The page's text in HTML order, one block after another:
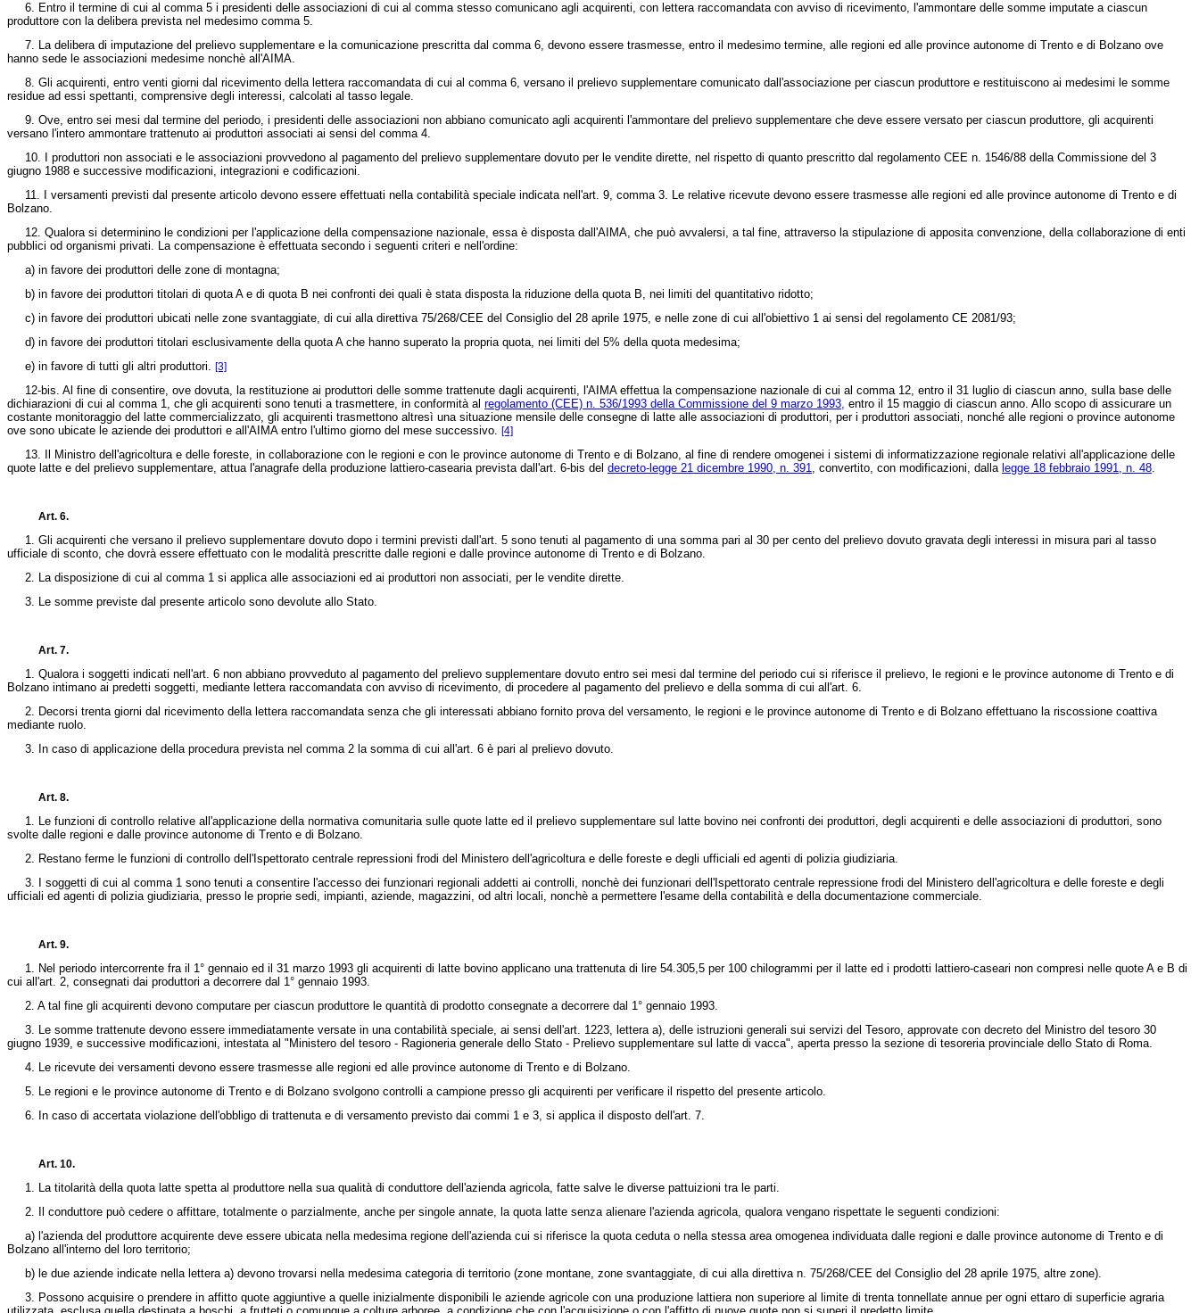
6. Entro il termine di cui al comma 5 i presidenti delle associazioni di cui al comma stesso comunicano agli acquirenti, con lettera raccomandata con avviso di ricevimento, l'ammontare delle somme imputate a ciascun
produttore con la delibera prevista nel medesimo comma 5.
7. La delibera di imputazione del prelievo supplementare e la comunicazione prescritta dal comma 6, devono essere trasmesse, entro il medesimo termine, alle regioni ed alle province autonome di Trento e di Bolzano ove
hanno sede le associazioni medesime nonchè all'AIMA.
8. Gli acquirenti, entro venti giorni dal ricevimento della lettera raccomandata di cui al comma 6, versano il prelievo supplementare comunicato dall'associazione per ciascun produttore e restituiscono ai medesimi le somme
residue ad essi spettanti, comprensive degli interessi, calcolati al tasso legale.
9. Ove, entro sei mesi dal termine del periodo, i presidenti delle associazioni non abbiano comunicato agli acquirenti l'ammontare del prelievo supplementare che deve essere versato per ciascun produttore, gli acquirenti
versano l'intero ammontare trattenuto ai produttori associati ai sensi del comma 4.
10. I produttori non associati e le associazioni provvedono al pagamento del prelievo supplementare dovuto per le vendite dirette, nel rispetto di quanto prescritto dal regolamento CEE n. 1546/88 della Commissione del 3
giugno 1988 e successive modificazioni, integrazioni e codificazioni.
11. I versamenti previsti dal presente articolo devono essere effettuati nella contabilità speciale indicata nell'art. 9, comma 3. Le relative ricevute devono essere trasmesse alle regioni ed alle province autonome di Trento e di
Bolzano.
12. Qualora si determinino le condizioni per l'applicazione della compensazione nazionale, essa è disposta dall'AIMA, che può avvalersi, a tal fine, attraverso la stipulazione di apposita convenzione, della collaborazione di enti
pubblici od organismi privati. La compensazione è effettuata secondo i seguenti criteri e nell'ordine:
a) in favore dei produttori delle zone di montagna;
b) in favore dei produttori titolari di quota A e di quota B nei confronti dei quali è stata disposta la riduzione della quota B, nei limiti del quantitativo ridotto;
c) in favore dei produttori ubicati nelle zone svantaggiate, di cui alla direttiva 75/268/CEE del Consiglio del 28 aprile 1975, e nelle zone di cui all'obiettivo 1 ai sensi del regolamento CE 2081/93;
d) in favore dei produttori titolari esclusivamente della quota A che hanno superato la propria quota, nei limiti del 5% della quota medesima;
e) in favore di tutti gli altri produttori. [3]
12-bis. Al fine di consentire, ove dovuta, la restituzione ai produttori delle somme trattenute dagli acquirenti, l'AIMA effettua la compensazione nazionale di cui al comma 12, entro il 31 luglio di ciascun anno, sulla base delle
dichiarazioni di cui al comma 1, che gli acquirenti sono tenuti a trasmettere, in conformità al regolamento (CEE) n. 536/1993 della Commissione del 9 marzo 1993, entro il 15 maggio di ciascun anno. Allo scopo di assicurare un
costante monitoraggio del latte commercializzato, gli acquirenti trasmettono altresì una situazione mensile delle consegne di latte alle associazioni di produttori, per i produttori associati, nonché alle regioni o province autonome
ove sono ubicate le aziende dei produttori e all'AIMA entro l'ultimo giorno del mese successivo. [4]
13. Il Ministro dell'agricoltura e delle foreste, in collaborazione con le regioni e con le province autonome di Trento e di Bolzano, al fine di rendere omogenei i sistemi di informatizzazione regionale relativi all'applicazione delle
quote latte e del prelievo supplementare, attua l'anagrafe della produzione lattiero-casearia prevista dall'art. 6-bis del decreto-legge 21 dicembre 1990, n. 391, convertito, con modificazioni, dalla legge 18 febbraio 1991, n. 48.
Art. 6.
1. Gli acquirenti che versano il prelievo supplementare dovuto dopo i termini previsti dall'art. 5 sono tenuti al pagamento di una somma pari al 30 per cento del prelievo dovuto gravata degli interessi in misura pari al tasso
ufficiale di sconto, che dovrà essere effettuato con le modalità prescritte dalle regioni e dalle province autonome di Trento e di Bolzano.
2. La disposizione di cui al comma 1 si applica alle associazioni ed ai produttori non associati, per le vendite dirette.
3. Le somme previste dal presente articolo sono devolute allo Stato.
Art. 7.
1. Qualora i soggetti indicati nell'art. 6 non abbiano provveduto al pagamento del prelievo supplementare dovuto entro sei mesi dal termine del periodo cui si riferisce il prelievo, le regioni e le province autonome di Trento e di
Bolzano intimano ai predetti soggetti, mediante lettera raccomandata con avviso di ricevimento, di procedere al pagamento del prelievo e della somma di cui all'art. 6.
2. Decorsi trenta giorni dal ricevimento della lettera raccomandata senza che gli interessati abbiano fornito prova del versamento, le regioni e le province autonome di Trento e di Bolzano effettuano la riscossione coattiva
mediante ruolo.
3. In caso di applicazione della procedura prevista nel comma 2 la somma di cui all'art. 6 è pari al prelievo dovuto.
Art. 8.
1. Le funzioni di controllo relative all'applicazione della normativa comunitaria sulle quote latte ed il prelievo supplementare sul latte bovino nei confronti dei produttori, degli acquirenti e delle associazioni di produttori, sono
svolte dalle regioni e dalle province autonome di Trento e di Bolzano.
2. Restano ferme le funzioni di controllo dell'Ispettorato centrale repressioni frodi del Ministero dell'agricoltura e delle foreste e degli ufficiali ed agenti di polizia giudiziaria.
3. I soggetti di cui al comma 1 sono tenuti a consentire l'accesso dei funzionari regionali addetti ai controlli, nonchè dei funzionari dell'Ispettorato centrale repressione frodi del Ministero dell'agricoltura e delle foreste e degli
ufficiali ed agenti di polizia giudiziaria, presso le proprie sedi, impianti, aziende, magazzini, od altri locali, nonchè a permettere l'esame della contabilità e della documentazione commerciale.
Art. 9.
1. Nel periodo intercorrente fra il 1° gennaio ed il 31 marzo 1993 gli acquirenti di latte bovino applicano una trattenuta di lire 54.305,5 per 100 chilogrammi per il latte ed i prodotti lattiero-caseari non compresi nelle quote A e B di
cui all'art. 2, consegnati dai produttori a decorrere dal 1° gennaio 1993.
2. A tal fine gli acquirenti devono computare per ciascun produttore le quantità di prodotto consegnate a decorrere dal 1° gennaio 1993.
3. Le somme trattenute devono essere immediatamente versate in una contabilità speciale, ai sensi dell'art. 1223, lettera a), delle istruzioni generali sui servizi del Tesoro, approvate con decreto del Ministro del tesoro 30
giugno 1939, e successive modificazioni, intestata al "Ministero del tesoro - Ragioneria generale dello Stato - Prelievo supplementare sul latte di vacca", aperta presso la sezione di tesoreria provinciale dello Stato di Roma.
4. Le ricevute dei versamenti devono essere trasmesse alle regioni ed alle province autonome di Trento e di Bolzano.
5. Le regioni e le province autonome di Trento e di Bolzano svolgono controlli a campione presso gli acquirenti per verificare il rispetto del presente articolo.
6. In caso di accertata violazione dell'obbligo di trattenuta e di versamento previsto dai commi 1 e 3, si applica il disposto dell'art. 7.
Art. 10.
1. La titolarità della quota latte spetta al produttore nella sua qualità di conduttore dell'azienda agricola, fatte salve le diverse pattuizioni tra le parti.
2. Il conduttore può cedere o affittare, totalmente o parzialmente, anche per singole annate, la quota latte senza alienare l'azienda agricola, qualora vengano rispettate le seguenti condizioni:
a) l'azienda del produttore acquirente deve essere ubicata nella medesima regione dell'azienda cui si riferisce la quota ceduta o nella stessa area omogenea individuata dalle regioni e dalle province autonome di Trento e di
Bolzano all'interno del loro territorio;
b) le due aziende indicate nella lettera a) devono trovarsi nella medesima categoria di territorio (zone montane, zone svantaggiate, di cui alla direttiva n. 75/268/CEE del Consiglio del 28 aprile 1975, altre zone).
3. Possono acquisire o prendere in affitto quote aggiuntive a quelle inizialmente disponibili le aziende agricole con una produzione lattiera non superiore al limite di trenta tonnellate annue per ogni ettaro di superficie agraria